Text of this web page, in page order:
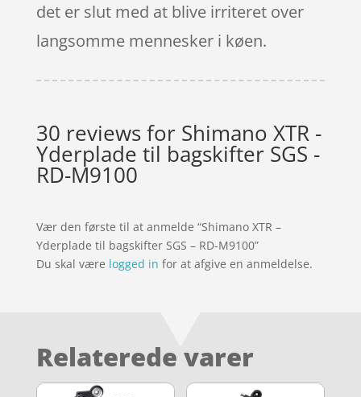
det er slut med at blive irriteret over
langsomme mennesker i køen.
30 reviews for Shimano XTR -
Yderplade til bagskifter SGS -
RD-M9100
Vær den første til at anmelde “Shimano XTR –
Yderplade til bagskifter SGS – RD-M9100”
Du skal være logged in for at afgive en anmeldelse.
Relaterede varer